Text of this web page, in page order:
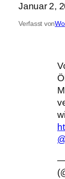
Januar 2,
Verfasst von
—